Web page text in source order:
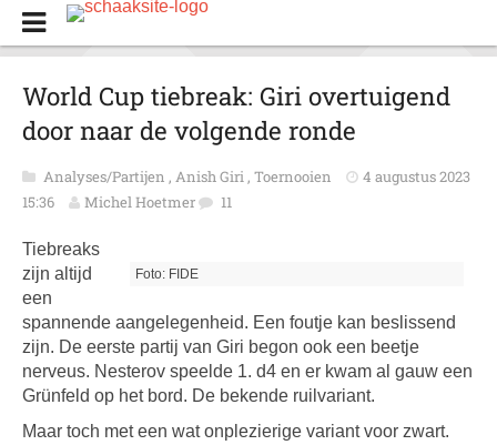
World Cup tiebreak: Giri overtuigend
door naar de volgende ronde
Analyses/Partijen , Anish Giri, Toernooien
4 augustus 2023
15:36
Michel Hoetmer 11
Foto: FIDE
Tiebreaks
zijn altijd
een
spannende aangelegenheid. Een foutje kan beslissend
zijn. De eerste partij van Giri begon ook een beetje
nerveus. Nesterov speelde 1. d4 en er kwam al gauw een
Grünfeld op het bord. De bekende ruilvariant.
Maar toch met een wat onplezierige variant voor zwart.